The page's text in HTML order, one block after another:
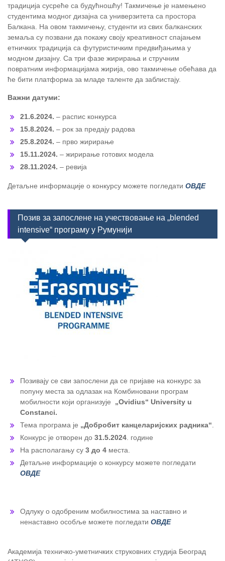
традиција сусреће са будућношћу! Такмичење је намењено
студентима модног дизајна са универзитета са простора
Балкана. На овом такмичењу, студенти из свих балканских
земаља су позвани да покажу своју креативност спајањем
етничких традиција са футуристичким предвиђањима у
модном дизајну. Са три фазе жирирања и стручним
повратним информацијама жирија, ово такмичење обећава да
ће бити платформа за младе таленте да заблистају.
Важни датуми:
21.6.2024. – распис конкурса
15.8.2024. – рок за предају радова
25.8.2024. – прво жирирање
15.11.2024. – жирирање готових модела
28.11.2024. – ревија
Детаљне информације о конкурсу можете погледати ОВДЕ
Позив за запослене на учествовање на „blended
intensive“ програму у Румунији
Позивају се сви запослени да се пријаве на конкурс за
попуну места за одлазак на Комбиновани програм
мобилности који организује „Ovidius“ University u
Constanci.
Тема програма је „Добробит канцеларијских радника“.
Конкурс је отворен до 31.5.2024. године
На располагању су 3 до 4 места.
Детаљне информације о конкурсу можете погледати
ОВДЕ
Одлуку о одобреним мобилностима за наставно и
ненаставно особље можете погледати ОВДЕ
Академија техничко-уметничких струковних студија Београд